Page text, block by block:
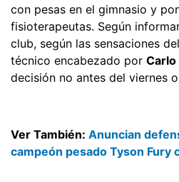
con pesas en el gimnasio y
fisioterapeutas. Según
club, según las sensaciones
técnico encabezado por
decisión no antes del viernes
Ver También: Anuncian
campeón pesado Tyson Fury